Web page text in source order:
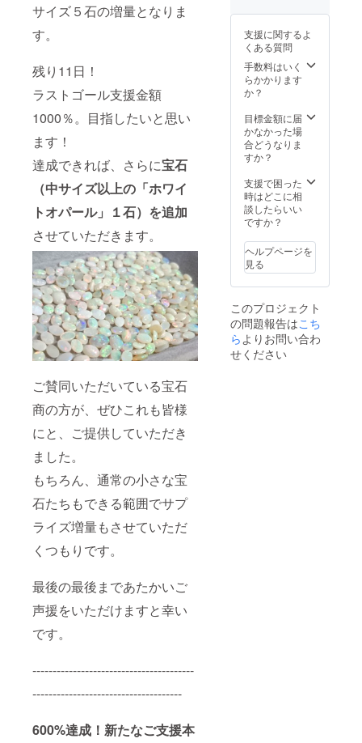
サイズ５石の増量となりま
す。
残り11日！
ラストゴール支援金額
1000％。目指したいと思い
ます！
達成できれば、さらに宝石
（中サイズ以上の「ホワイ
トオパール」１石）を追加
させていただきます。
ご賛同いただいている宝石
商の方が、ぜひこれも皆様
にと、ご提供していただき
ました。
もちろん、通常の小さな宝
石たちもできる範囲でサプ
ライズ増量もさせていただ
くつもりです。
最後の最後まであたかいご
声援をいただけますと幸い
です。
----------------------------------------
-------------------------------------
600%達成！新たなご支援本
ます。
商品の
特性
上、や
むを得
ず中サ
イズ
を既定
の数量
ご用意
は、小
サイズ
（3mm
以上）
倍にて
代替さ
せてい
ただき
込） ※
特典と
して最
終的な
総支援
金額に
追加封
入いた
しま
数量は
おまか
せとな
りま
商品の
特性
上、や
むを得
イズ
（4mm
以上）
を既定
の数量
計20石
に入れ
たもの
を２
セット
お届け
す。 宝
石の種
類や
形、大
色はお
まかせ
となり
ます。
別価
格
18,000
円
送料
込） ※
特典と
して最
終的な
支援に関するよ
くある質問
手数料はいく
らかかります
か？
目標金額に届
かなかった場
合どうなりま
すか？
支援で困った
時はどこに相
談したらいい
ですか？
ヘルプページを
見る
このプロジェクト
の問題報告はこち
ら よりお問い合わ
せください